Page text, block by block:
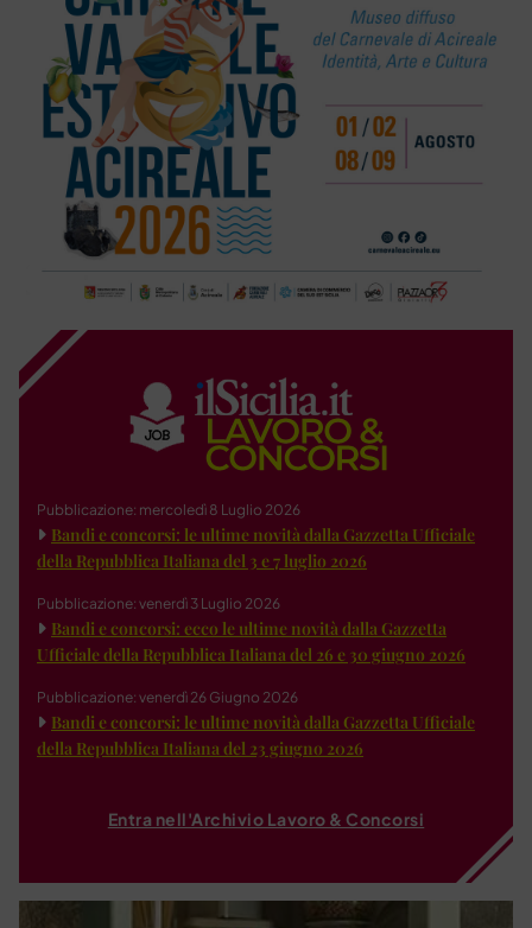
Pubblicazione: mercoledì 8 Luglio 2026
Bandi e concorsi: le ultime novità dalla Gazzetta Ufficiale
della Repubblica Italiana del 3 e 7 luglio 2026
Pubblicazione: venerdì 3 Luglio 2026
Bandi e concorsi: ecco le ultime novità dalla Gazzetta
Ufficiale della Repubblica Italiana del 26 e 30 giugno 2026
Pubblicazione: venerdì 26 Giugno 2026
Bandi e concorsi: le ultime novità dalla Gazzetta Ufficiale
della Repubblica Italiana del 23 giugno 2026
Entra nell'Archivio Lavoro & Concorsi